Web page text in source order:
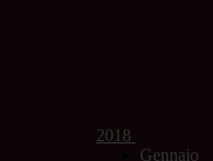
2018
Gennaio